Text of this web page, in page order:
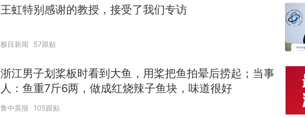
王虹特别感谢的教授，接受了我们专访
极目新闻 57跟贴
浙江男子划桨板时看到大鱼，用桨把鱼拍晕后捞起；当事
人：鱼重7斤6两，做成红烧辣子鱼块，味道很好
鲁中晨报 105跟贴